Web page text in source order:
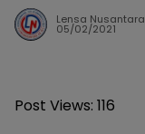
Lensa Nusantara
05/02/2021
Post Views: 116